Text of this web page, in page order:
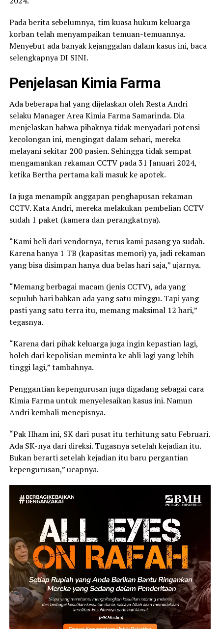
Pada berita sebelumnya, tim kuasa hukum keluarga
korban telah menyampaikan temuan-temuannya.
Menyebut ada banyak kejanggalan dalam kasus ini, baca
selengkapnya DI SINI.
Penjelasan Kimia Farma
Ada beberapa hal yang dijelaskan oleh Resta Andri
selaku Manager Area Kimia Farma Samarinda. Dia
menjelaskan bahwa pihaknya tidak menyadari potensi
kecolongan ini, mengingat dalam sehari, mereka
melayani sekitar 200 pasien. Sehingga tidak sempat
mengamankan rekaman CCTV pada 31 Januari 2024,
ketika Bertha pertama kali masuk ke apotek.
Ia juga menampik anggapan penghapusan rekaman
CCTV. Kata Andri, mereka melakukan pembelian CCTV
sudah 1 paket (kamera dan perangkatnya).
“Kami beli dari vendornya, terus kami pasang ya sudah.
Karena hanya 1 TB (kapasitas memori) ya, jadi rekaman
yang bisa disimpan hanya dua belas hari saja,” ujarnya.
“Memang berbagai macam (jenis CCTV), ada yang
sepuluh hari bahkan ada yang satu minggu. Tapi yang
pasti yang satu terra itu, memang maksimal 12 hari,”
tegasnya.
“Karena dari pihak keluarga juga ingin kepastian lagi,
boleh dari kepolisian meminta ke ahli lagi yang lebih
tinggi lagi,” tambahnya.
Penggantian kepengurusan juga digadang sebagai cara
Kimia Farma untuk menyelesaikan kasus ini. Namun
Andri kembali menepisnya.
“Pak Ilham ini, SK dari pusat itu terhitung satu Februari.
Ada SK-nya dari direksi. Tugasnya setelah kejadian itu.
Bukan berarti setelah kejadian itu baru pergantian
kepengurusan,” ucapnya.